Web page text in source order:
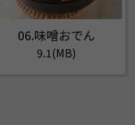
06.味噌おでん
9.1(MB)